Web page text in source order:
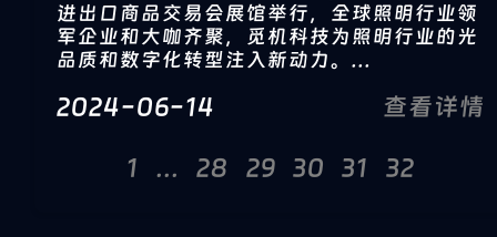
进出口商品交易会展馆举行，全球照明行业领
军企业和大咖齐聚，觅机科技为照明行业的光
品质和数字化转型注入新动力。...
2024-06-14 查看详情
1 ... 28 29 30 31 32